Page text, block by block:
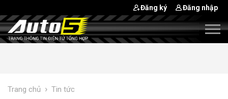
Đăng ký Đăng nhập
Trang chủ › Tin tức